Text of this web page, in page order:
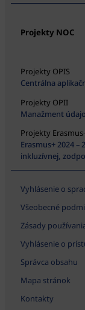
Projekty NOC
Projekty OPIS
Centrálna
Projekty OPII
Manažment
Projekty
Erasmus+ 2024 –
inkluzívnej,
Vyhlásenie o
Všeobecné
Zásady
Vyhlásenie o
Správca obsahu
Mapa stránok
Kontakty